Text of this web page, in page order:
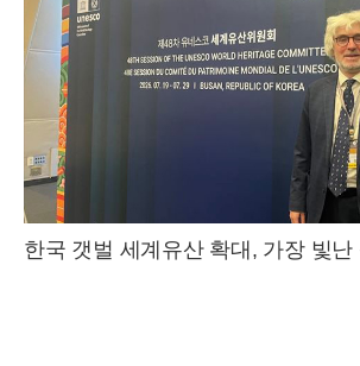
한국 갯벌 세계유산 확대, 가장 빛난